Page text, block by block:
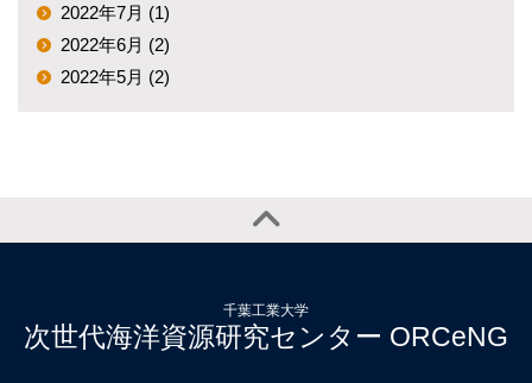
2022年7月 (1)
2022年6月 (2)
2022年5月 (2)
千葉工業大学
次世代海洋資源研究センター ORCeNG